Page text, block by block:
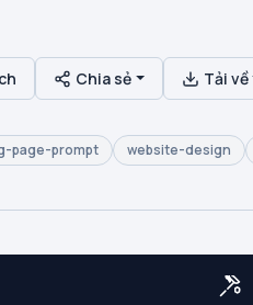
Chia sẻ Tải về
page-prompt website-design